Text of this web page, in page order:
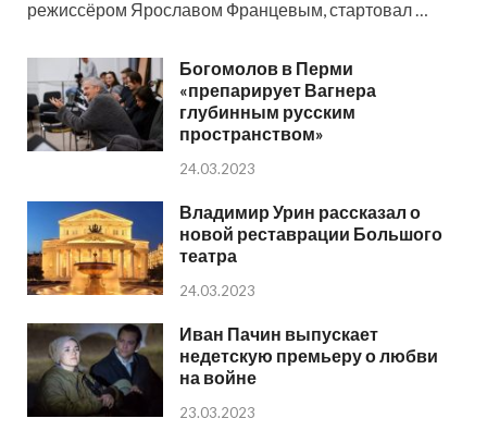
режиссёром Ярославом Францевым, стартовал …
Богомолов в Перми
«препарирует Вагнера
глубинным русским
пространством»
24.03.2023
Владимир Урин рассказал о
новой реставрации Большого
театра
24.03.2023
Иван Пачин выпускает
недетскую премьеру о любви
на войне
23.03.2023